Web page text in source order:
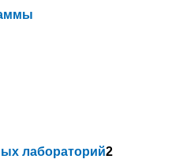
лабораторий2